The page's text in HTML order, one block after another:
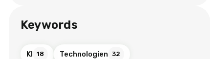
Keywords
KI 18 Technologien 32